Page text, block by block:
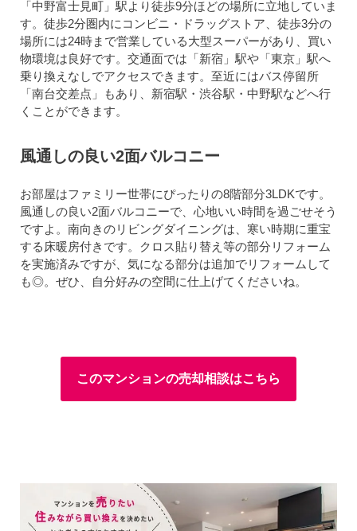
「中野富士見町」駅より徒歩9分ほどの場所に立地していま
す。徒歩2分圏内にコンビニ・ドラッグストア、徒歩3分の
場所には24時まで営業している大型スーパーがあり、買い
物環境は良好です。交通面では「新宿」駅や「東京」駅へ
乗り換えなしでアクセスできます。至近にはバス停留所
「南台交差点」もあり、新宿駅・渋谷駅・中野駅などへ行
くことができます。
風通しの良い2面バルコニー
お部屋はファミリー世帯にぴったりの8階部分3LDKです。
風通しの良い2面バルコニーで、心地いい時間を過ごせそう
ですよ。南向きのリビングダイニングは、寒い時期に重宝
する床暖房付きです。クロス貼り替え等の部分リフォーム
を実施済みですが、気になる部分は追加でリフォームして
も◎。ぜひ、自分好みの空間に仕上げてくださいね。
このマンションの売却相談はこちら